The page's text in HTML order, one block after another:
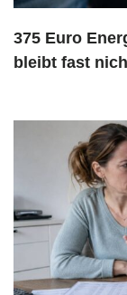
375 Euro
bleibt fast